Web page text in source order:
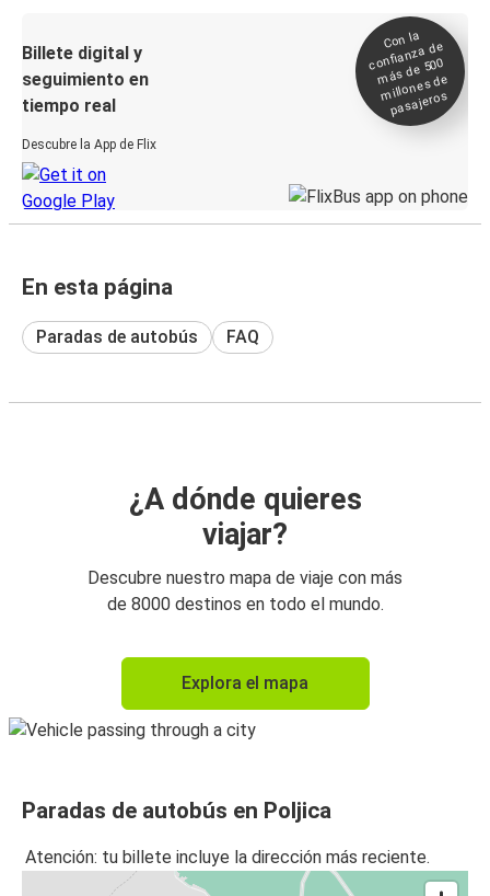
Billete digital y
seguimiento en
tiempo real
Descubre la App de Flix
Con la
confianza de
más de 500
millones de
pasajeros
En esta página
Paradas de autobús FAQ
¿A dónde quieres
viajar?
Descubre nuestro mapa de viaje con más
de 8000 destinos en todo el mundo.
Explora el mapa
Paradas de autobús en Poljica
Atención: tu billete incluye la dirección más reciente.